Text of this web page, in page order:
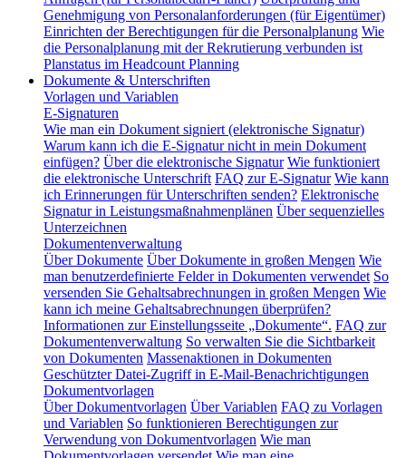
Genehmigung von Personalanforderungen (für Eigentümer)
Einrichten der Berechtigungen für die Personalplanung Wie
die Personalplanung mit der Rekrutierung verbunden ist
Planstatus im Headcount Planning
Dokumente & Unterschriften
Vorlagen und Variablen
E-Signaturen
Wie man ein Dokument signiert (elektronische Signatur)
Warum kann ich die E-Signatur nicht in mein Dokument
einfügen? Über die elektronische Signatur Wie funktioniert
die elektronische Unterschrift FAQ zur E-Signatur Wie kann
ich Erinnerungen für Unterschriften senden? Elektronische
Signatur in Leistungsmaßnahmenplänen Über sequenzielles
Unterzeichnen
Dokumentenverwaltung
Über Dokumente Über Dokumente in großen Mengen Wie
man benutzerdefinierte Felder in Dokumenten verwendet So
versenden Sie Gehaltsabrechnungen in großen Mengen Wie
kann ich meine Gehaltsabrechnungen überprüfen?
Informationen zur Einstellungsseite „Dokumente“. FAQ zur
Dokumentenverwaltung So verwalten Sie die Sichtbarkeit
von Dokumenten Massenaktionen in Dokumenten
Geschützter Datei-Zugriff in E-Mail-Benachrichtigungen
Dokumentvorlagen
Über Dokumentvorlagen Über Variablen FAQ zu Vorlagen
und Variablen So funktionieren Berechtigungen zur
Verwendung von Dokumentvorlagen Wie man